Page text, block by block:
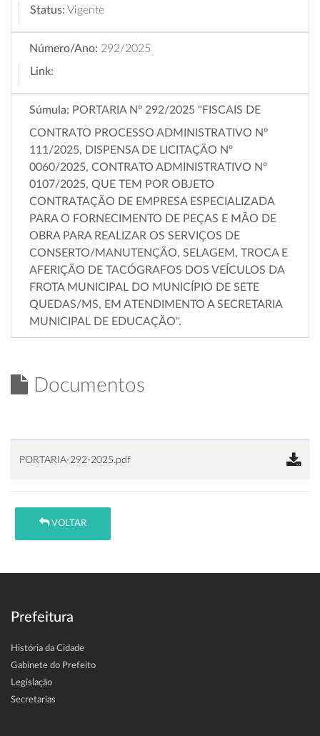
Status: Vigente
Número/Ano: 292/2025
Link:
Súmula: PORTARIA Nº 292/2025 "FISCAIS DE
CONTRATO PROCESSO ADMINISTRATIVO Nº
111/2025, DISPENSA DE LICITAÇÃO Nº
0060/2025, CONTRATO ADMINISTRATIVO Nº
0107/2025, QUE TEM POR OBJETO
CONTRATAÇÃO DE EMPRESA ESPECIALIZADA
PARA O FORNECIMENTO DE PEÇAS E MÃO DE
OBRA PARA REALIZAR OS SERVIÇOS DE
CONSERTO/MANUTENÇÃO, SELAGEM, TROCA E
AFERIÇÃO DE TACÓGRAFOS DOS VEÍCULOS DA
FROTA MUNICIPAL DO MUNICÍPIO DE SETE
QUEDAS/MS, EM ATENDIMENTO A SECRETARIA
MUNICIPAL DE EDUCAÇÃO''.
Documentos
PORTARIA-292-2025.pdf
VOLTAR
Prefeitura
História da Cidade
Gabinete do Prefeito
Legislação
Secretarias